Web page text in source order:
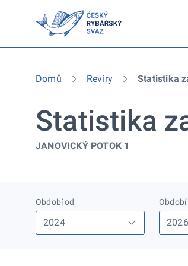
Domů Revíry Statistika
Statistika
JANOVICKÝ POTOK 1
Období od Období